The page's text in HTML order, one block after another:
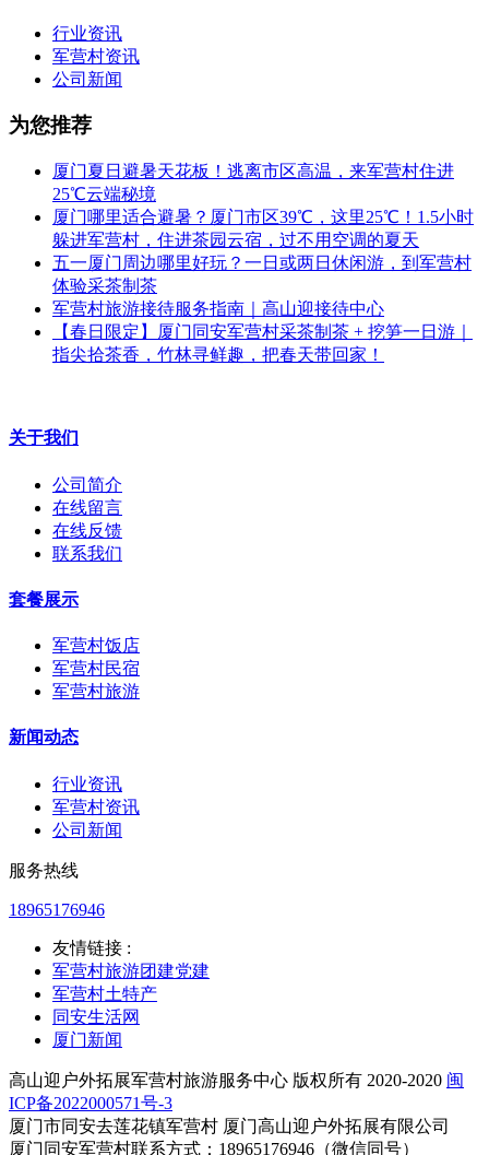
行业资讯
军营村资讯
公司新闻
为您推荐
厦门夏日避暑天花板！逃离市区高温，来军营村住进
25℃云端秘境
厦门哪里适合避暑？厦门市区39℃，这里25℃！1.5小时
躲进军营村，住进茶园云宿，过不用空调的夏天
五一厦门周边哪里好玩？一日或两日休闲游，到军营村
体验采茶制茶
军营村旅游接待服务指南｜高山迎接待中心
【春日限定】厦门同安军营村采茶制茶 + 挖笋一日游｜
指尖拾茶香，竹林寻鲜趣，把春天带回家！
关于我们
公司简介
在线留言
在线反馈
联系我们
套餐展示
军营村饭店
军营村民宿
军营村旅游
新闻动态
行业资讯
军营村资讯
公司新闻
服务热线
18965176946
友情链接 :
军营村旅游团建党建
军营村土特产
同安生活网
厦门新闻
高山迎户外拓展军营村旅游服务中心 版权所有 2020-2020 闽
ICP备2022000571号-3
厦门市同安去莲花镇军营村 厦门高山迎户外拓展有限公司
厦门同安军营村联系方式：18965176946（微信同号）